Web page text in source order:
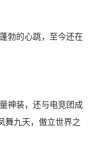
神装，还与电竞团成
舞九天，傲立世界之